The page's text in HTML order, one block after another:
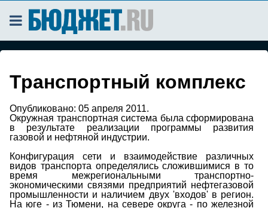
Транспортный комплекс
Опубликовано: 05 апреля 2011.
Окружная транспортная система была сформирована
в результате реализации программы развития
газовой и нефтяной индустрии.
Конфигурация сети и взаимодействие различных
видов транспорта определялись сложившимися в то
время межрегиональными транспортно-
экономическими связями предприятий нефтегазовой
промышленности и наличием двух 'входов' в регион.
На юге - из Тюмени, на севере округа - по железной